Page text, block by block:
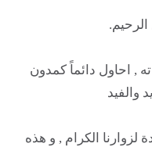
, احاول دائماً كمدون
والفيد
لزوارنا الكرام , و هذه